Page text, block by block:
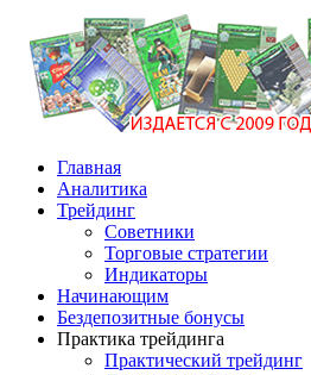
Главная
Аналитика
Трейдинг
Советники
Торговые стратегии
Индикаторы
Начинающим
Бездепозитные бонусы
Практика трейдинга
Практический трейдинг